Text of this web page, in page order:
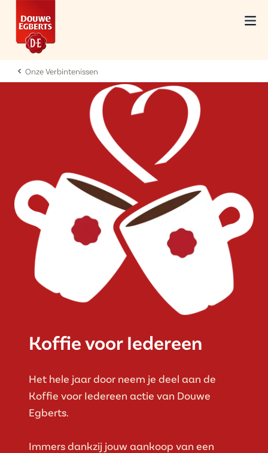
Onze Verbintenissen
Koffie voor Iedereen
Het hele jaar door neem je deel aan de
Koffie voor Iedereen actie van Douwe
Egberts.
Immers dankzij jouw aankoop van een